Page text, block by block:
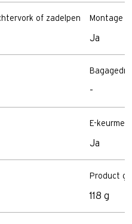
of zadelpen Montage
Ja
-
E-keurmerk
Ja
Product
118 g